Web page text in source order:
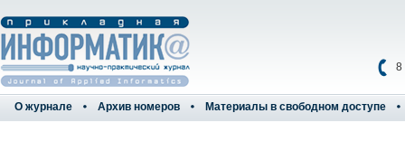
8
О журнале Архив номеров Материалы в свободном доступе